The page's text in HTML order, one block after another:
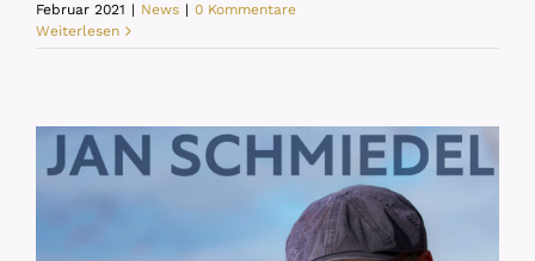
Februar 2021 | News | 0 Kommentare
Weiterlesen